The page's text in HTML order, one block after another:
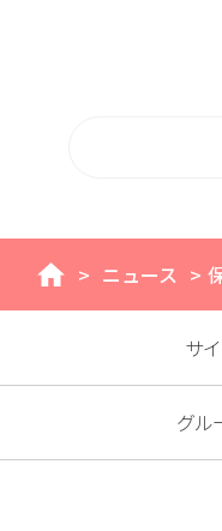
home
> ニュース >
サ
グル